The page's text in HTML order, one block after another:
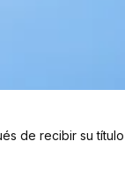
de recibir su